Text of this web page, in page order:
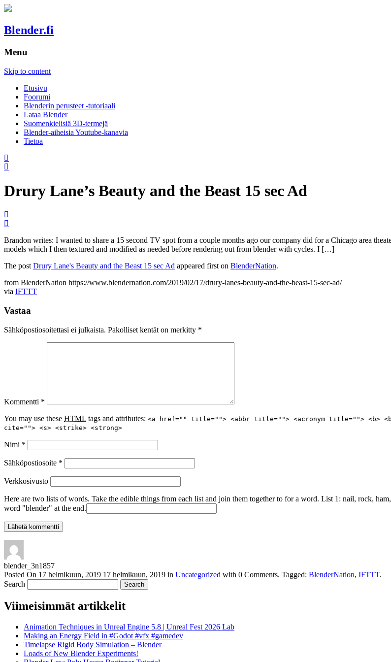
Blender.fi
Menu
Skip to content
Etusivu
Foorumi
Blenderin perusteet -tutoriaali
Lataa Blender
Suomenkielisiä 3D-termejä
Blender-aiheisia Youtube-kanavia
Tietoa
Drury Lane’s Beauty and the Beast 15 sec Ad
Brandon writes: I wanted to share a 15 second TV spot from a couple months ago our company did for a Chicago area
models which I then textured and modified as needed before rendering out from blender with cycles. I […]
The postDrury Lane's Beauty and the Beast 15 sec Ad appeared first on BlenderNation.
from BlenderNation https://www.blendernation.com/2019/02/17/drury-lanes-beauty-and-the-beast-15-sec-ad/
via IFTTT
Vastaa
Sähköpostiosoitettasi ei julkaista. Pakolliset kentät on merkitty *
Kommentti *
You may use these HTML tags and attributes: <a href="" title=""> <abbr title=""> <acronym title=""> <b>
cite=""> <s> <strike> <strong>
Nimi *
Sähköpostiosoite *
Verkkosivusto
Here are two lists of words. Take the edible things from each list and join them together to for a word. List 1: nail, rock,
word "blender" at the end.
blender_3n1857
Posted On 17 helmikuun, 2019 17 helmikuun, 2019 in Uncategorized with 0 Comments. Tagged: BlenderNation, IFTTT.
Search
Viimeisimmät artikkelit
Animation Techniques in Unreal Engine 5.8 | Unreal Fest 2026 Lab
Making an Energy Field in #Godot #vfx #gamedev
Timelapse Rigid Body Simulation – Blender
Loads of New Blender Experiments!